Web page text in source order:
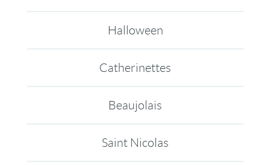
Halloween
Catherinettes
Beaujolais
Saint Nicolas